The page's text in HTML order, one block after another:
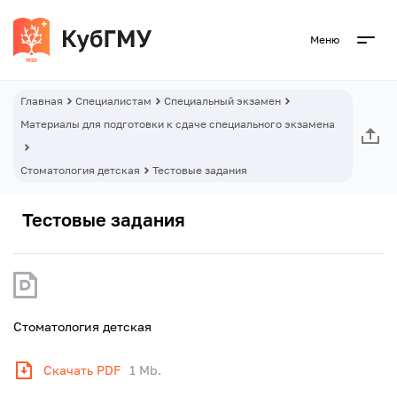
Меню
Главная Специалистам
Специальный экзамен
Материалы для подготовки к сдаче специального экзамена
Стоматология детская Тестовые задания
Тестовые задания
Стоматология детская
Скачать PDF 1 Mb.